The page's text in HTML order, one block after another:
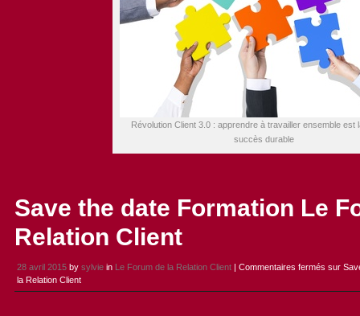
Révolution Client 3.0 : apprendre à travailler ensemble est
succès durable
Save the date Formation Le
Relation Client
28 avril 2015 by sylvie in Le Forum de la Relation Client | Commentaires fermés sur
la Relation Client